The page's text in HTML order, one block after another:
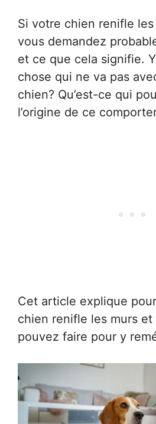
Si votre chien renifle
vous demandez
et ce que cela signifie.
chose qui ne va pas
chien? Qu’est-ce qui
l’origine de ce
Cet article explique
chien renifle les murs
pouvez faire pour y